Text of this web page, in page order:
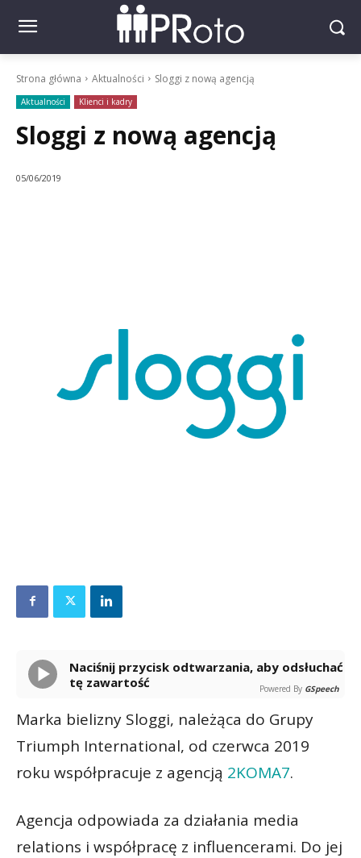
Strona główna Aktualności Sloggi z nową agencją
Aktualności Klienci i kadry
Sloggi z nową agencją
05/06/2019
Naciśnij przycisk odtwarzania, aby odsłuchać
tę zawartość
Powered By GSpeech
Marka bielizny Sloggi, należąca do Grupy
Triumph International, od czerwca 2019
roku współpracuje z agencją 2KOMA7.
Agencja odpowiada za działania media
relations i współpracę z influencerami. Do jej